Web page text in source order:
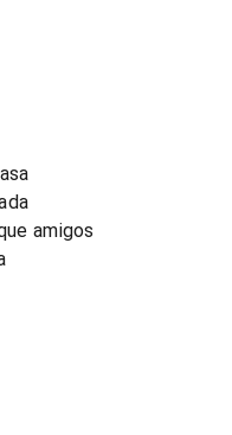
amigos